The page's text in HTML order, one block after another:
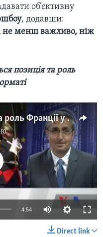
об’єктивну
, додавши:
не менш важливо, ніж
позиція та роль
Як змінюється позиція та роль Франції у Нормандському форматі. Відео
available
4:54
Direct link